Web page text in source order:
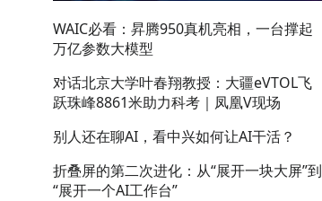
WAIC必看：昇腾950真机亮相，一台撑起
万亿参数大模型
对话北京大学叶春翔教授：大疆eVTOL飞
跃珠峰8861米助力科考｜凤凰V现场
别人还在聊AI，看中兴如何让AI干活？
折叠屏的第二次进化：从“展开一块大屏”到
“展开一个AI工作台”